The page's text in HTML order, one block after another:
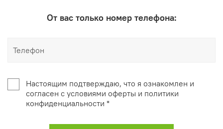
От вас только номер телефона:
Настоящим подтверждаю, что я ознакомлен и
согласен с условиями оферты и политики
конфиденциальности *